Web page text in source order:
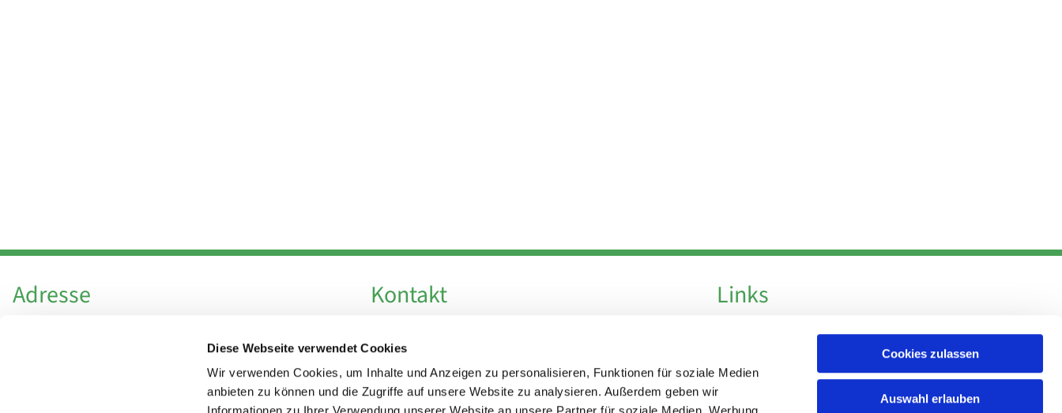
Diese Webseite verwendet Cookies
Wir verwenden Cookies, um Inhalte und Anzeigen zu personalisieren, Funktionen für soziale Medien
anbieten zu können und die Zugriffe auf unsere Website zu analysieren. Außerdem geben wir
Cookies zulassen
Auswahl erlauben
Adresse
Hl. Theresa von Avila Berlin Nordost
Leitender Pfarrer - Norbert Pomplun
Kontakt
Fax +49 30 924 54 18
E-Mailinfo@theresa-von-avila-berlin.de
Links
Impressum